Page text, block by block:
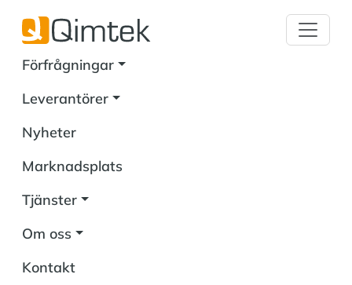
Förfrågningar
Leverantörer
Nyheter
Marknadsplats
Tjänster
Om oss
Kontakt